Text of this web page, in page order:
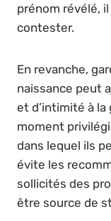
prénom révélé,
contester.
En revanche,
naissance peut
et d’intimité à
moment
dans lequel ils
évite les
sollicités des
être source de